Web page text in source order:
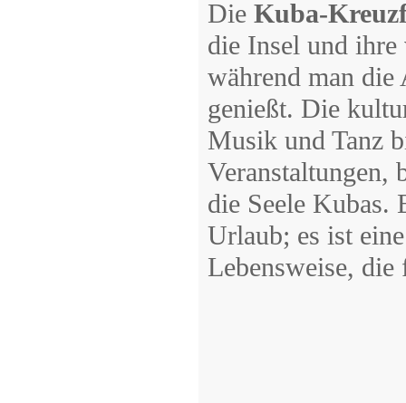
Die Kuba-
die Insel und ihre
während man die
genießt. Die
Musik und Tanz
Veranstaltungen,
die Seele Kubas.
Urlaub; es ist
Lebensweise,